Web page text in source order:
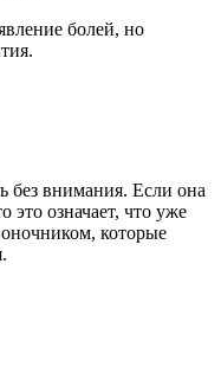
болей, но
без внимания. Если она
это означает, что уже
которые